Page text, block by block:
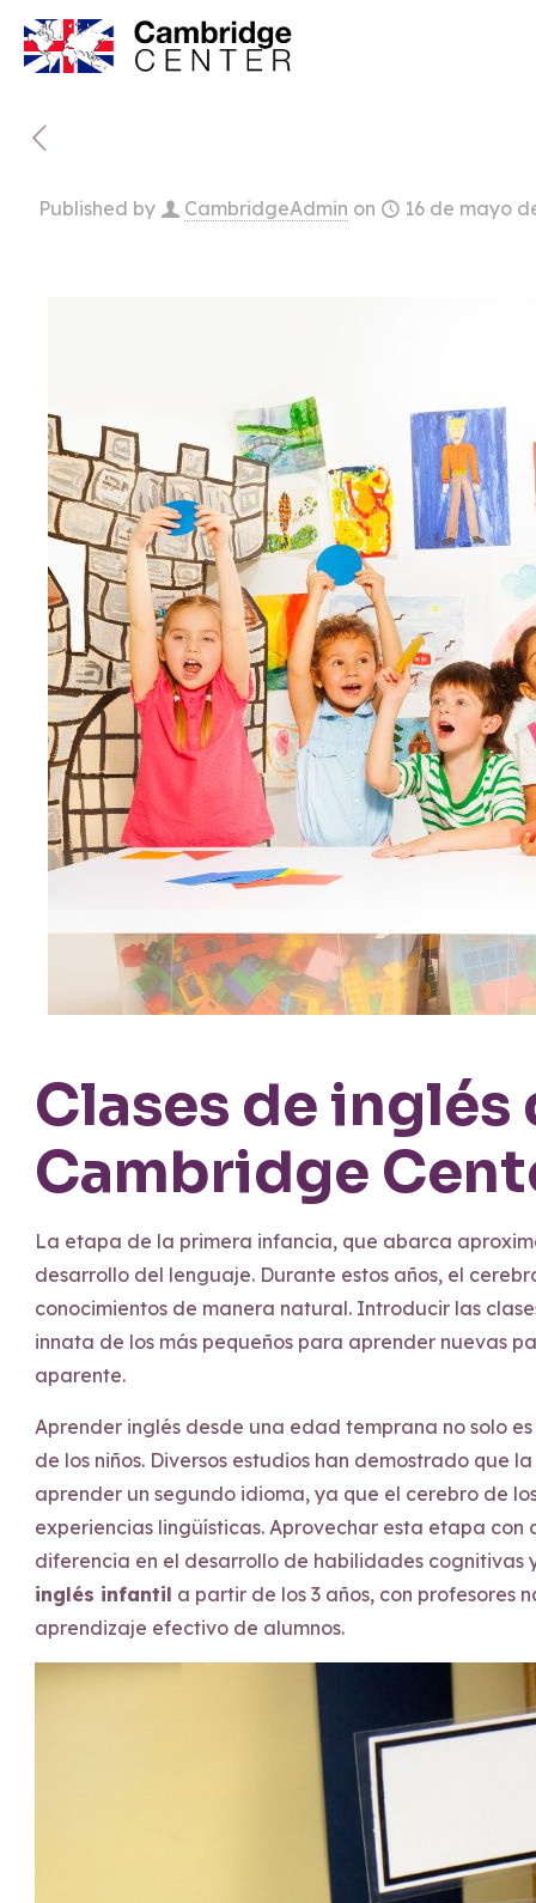
Published by CambridgeAdmin on 16 de mayo
Clases de inglés
Cambridge
La etapa de la primera infancia, que abarca
desarrollo del lenguaje. Durante estos años, el
conocimientos de manera natural. Introducir las
innata de los más pequeños para aprender nuevas
aparente.
Aprender inglés desde una edad temprana no solo
de los niños. Diversos estudios han demostrado que
aprender un segundo idioma, ya que el cerebro de
experiencias lingüísticas. Aprovechar esta etapa con
diferencia en el desarrollo de habilidades
inglés infantil a partir de los 3 años, con profesores
aprendizaje efectivo de alumnos.